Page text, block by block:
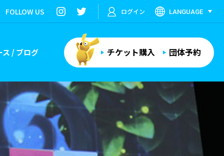
FOLLOW US ログイン LANGUAGE
ス / ブログ チケット購入 団体予約